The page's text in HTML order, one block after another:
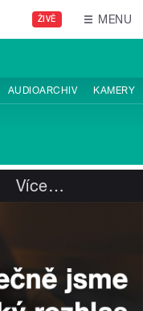
ŽIVĚ MENU
AUDIOARCHIV KAMERY
Více…